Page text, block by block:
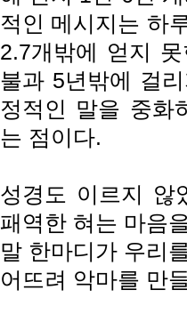
적인 메시지는 하
2.7개밖에 얻지
불과 5년밖에 걸
정적인 말을 중화
는 점이다.
성경도 이르지 않
패역한 혀는 마음
말 한마디가 우리
어뜨려 악마를 만